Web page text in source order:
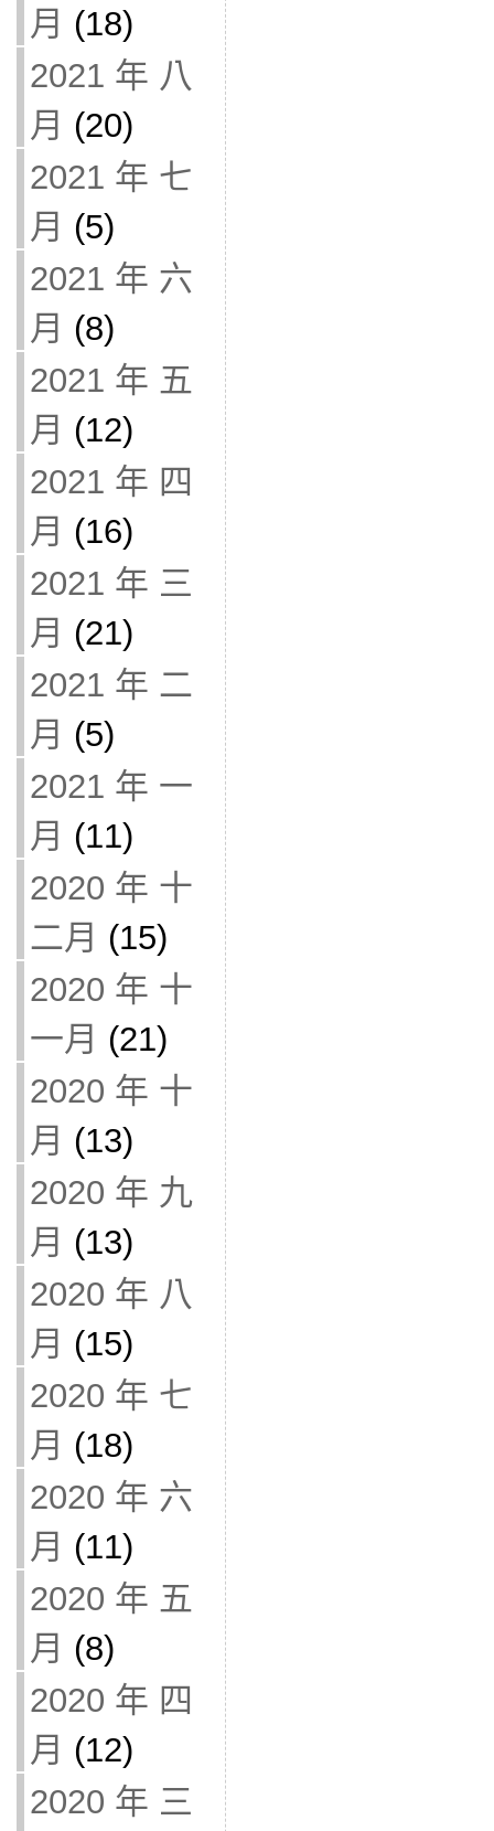
月 (18)
2021 年 八
月 (20)
2021 年 七
月 (5)
2021 年 六
月 (8)
2021 年 五
月 (12)
2021 年 四
月 (16)
2021 年 三
月 (21)
2021 年 二
月 (5)
2021 年 一
月 (11)
2020 年 十
二月 (15)
2020 年 十
一月 (21)
2020 年 十
月 (13)
2020 年 九
月 (13)
2020 年 八
月 (15)
2020 年 七
月 (18)
2020 年 六
月 (11)
2020 年 五
月 (8)
2020 年 四
月 (12)
2020 年 三